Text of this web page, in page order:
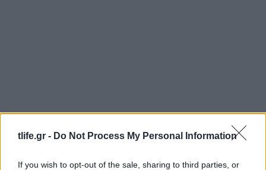
tlife.gr - Do Not Process My Personal Information
If you wish to opt-out of the sale, sharing to third parties, or